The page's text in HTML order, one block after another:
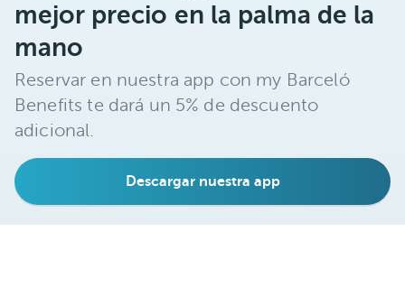
mejor precio en la palma de la
mano
Reservar en nuestra app con my Barceló
Benefits te dará un 5% de descuento
adicional.
Descargar nuestra app